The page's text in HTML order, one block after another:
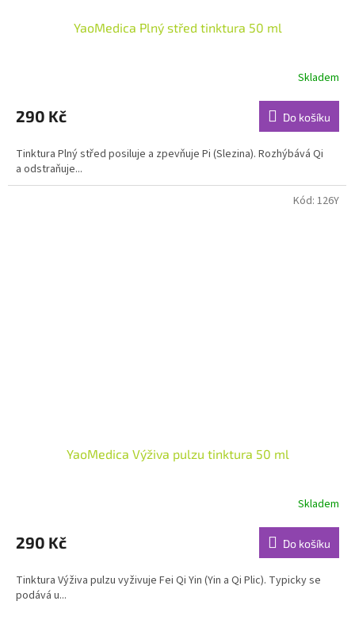
YaoMedica Plný střed tinktura 50 ml
produktu
je
z
5
hvězdiček.
Skladem
290 Kč Do košíku
Tinktura Plný střed posiluje a zpevňuje Pi (Slezina). Rozhýbává Qi
a odstraňuje...
YaoMedica Výživa pulzu tinktura 50 ml
produktu
je
z
5
Skladem
290 Kč Do košíku
Tinktura Výživa pulzu vyživuje Fei Qi Yin (Yin a Qi Plic). Typicky se
podává u...
Kód: 126Y